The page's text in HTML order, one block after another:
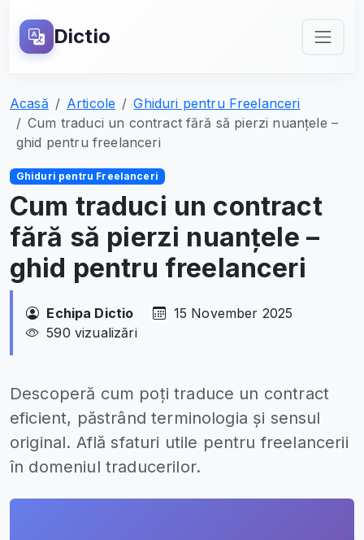
Dictio
Acasă Articole
Ghiduri pentru Freelanceri
Cum traduci un contract fără să pierzi nuanțele –
ghid pentru freelanceri
Ghiduri pentru Freelanceri
Cum traduci un contract
fără să pierzi nuanțele –
ghid pentru freelanceri
Echipa Dictio
15 November 2025
590 vizualizări
Descoperă cum poți traduce un contract
eficient, păstrând terminologia și sensul
original. Află sfaturi utile pentru freelancerii
în domeniul traducerilor.